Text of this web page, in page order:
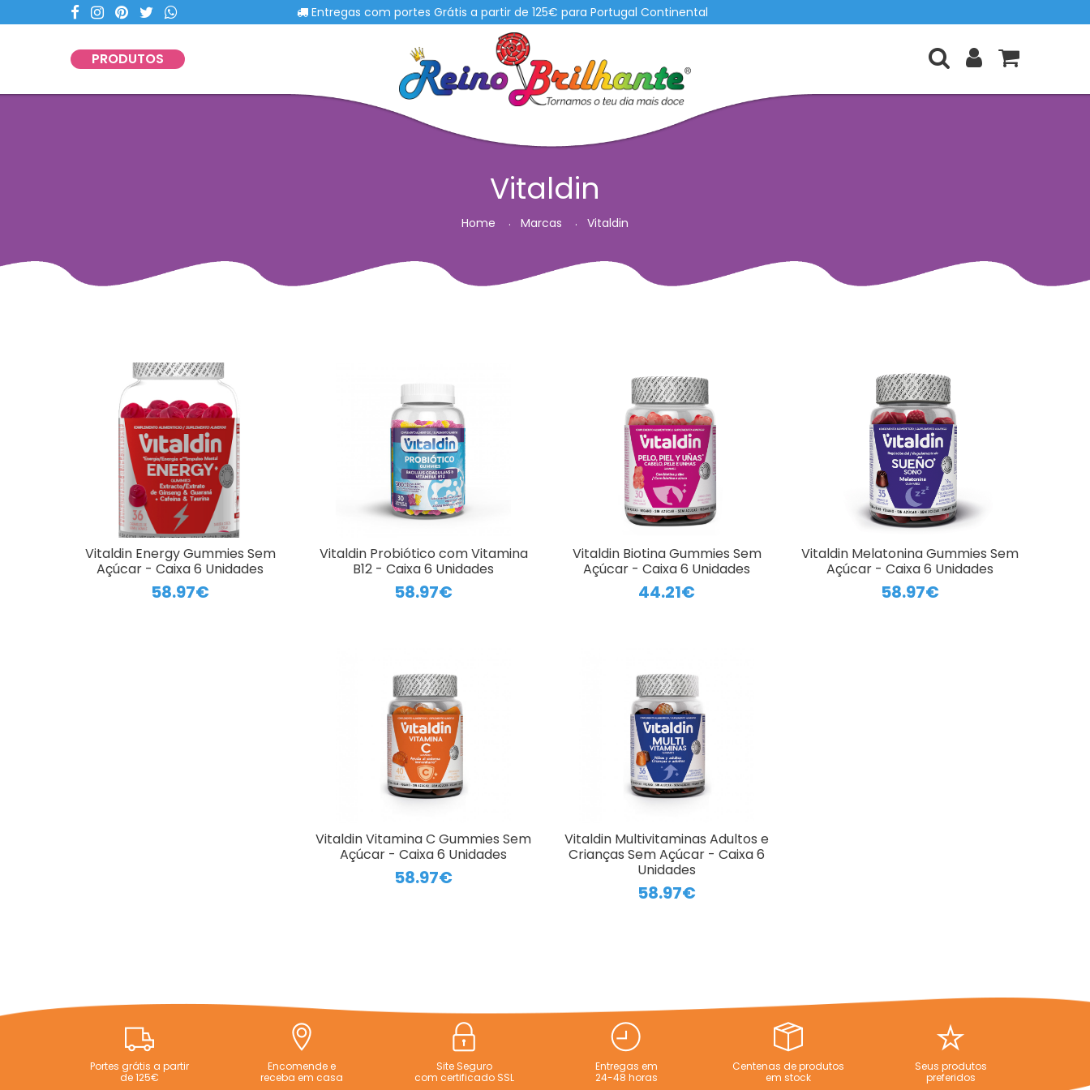
Entregas com portes Grátis a partir de 125€ para Portugal Continental
PRODUTOS
Vitaldin
Home Marcas Vitaldin
Vitaldin Energy Gummies Sem
Açúcar - Caixa 6 Unidades
58.97€
Vitaldin Probiótico com Vitamina
B12 - Caixa 6 Unidades
58.97€
Vitaldin Biotina Gummies Sem
Açúcar - Caixa 6 Unidades
44.21€
Vitaldin Melatonina Gummies Sem
Açúcar - Caixa 6 Unidades
58.97€
Vitaldin Vitamina C Gummies Sem
Açúcar - Caixa 6 Unidades
58.97€
Vitaldin Multivitaminas Adultos e
Crianças Sem Açúcar - Caixa 6
Unidades
58.97€
Portes grátis a partir
de 125€
Encomende e
receba em casa
Site Seguro
com certificado SSL
Entregas em
24-48 horas
Centenas de produtos
em stock
Seus produtos
preferidos